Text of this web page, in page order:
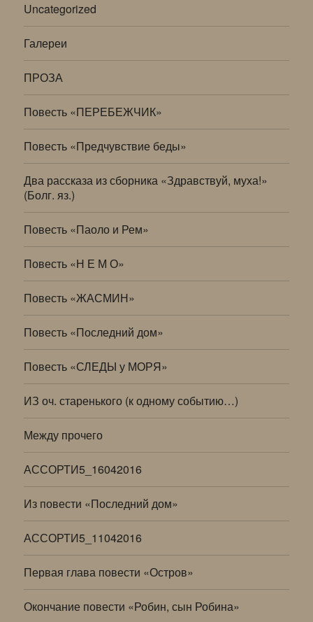
Uncategorized
Галереи
ПРОЗА
Повесть «ПЕРЕБЕЖЧИК»
Повесть «Предчувствие беды»
Два рассказа из сборника «Здравствуй, муха!»
(Болг. яз.)
Повесть «Паоло и Рем»
Повесть «Н Е М О»
Повесть «ЖАСМИН»
Повесть «Последний дом»
Повесть «СЛЕДЫ у МОРЯ»
ИЗ оч. старенького (к одному событию…)
Между прочего
АССОРТИ5_16042016
Из повести «Последний дом»
АССОРТИ5_11042016
Первая глава повести «Остров»
Окончание повести «Робин, сын Робина»